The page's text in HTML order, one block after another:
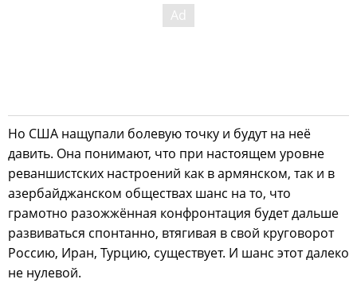
Но США нащупали болевую точку и будут на неё
давить. Она понимают, что при настоящем уровне
реваншистских настроений как в армянском, так и в
азербайджанском обществах шанс на то, что
грамотно разожжённая конфронтация будет дальше
развиваться спонтанно, втягивая в свой круговорот
Россию, Иран, Турцию, существует. И шанс этот далеко
не нулевой.